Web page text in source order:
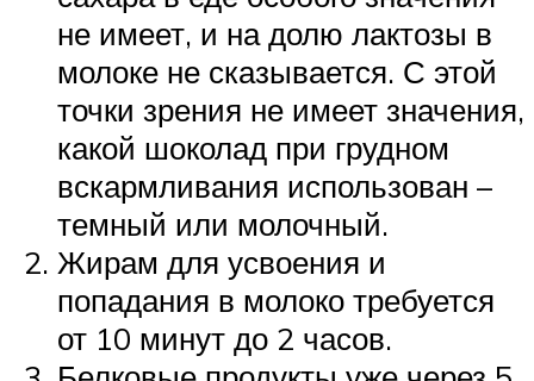
не имеет, и на долю лактозы в
молоке не сказывается. С этой
точки зрения не имеет значения,
какой шоколад при грудном
вскармливания использован –
темный или молочный.
Жирам для усвоения и
попадания в молоко требуется
от 10 минут до 2 часов.